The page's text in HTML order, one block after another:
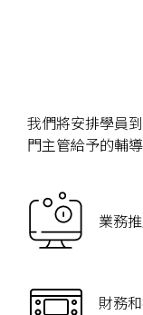
我們將安排學員
門主管給予的輔
業務
財務